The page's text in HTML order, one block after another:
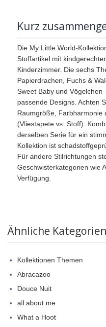
Kurz
Die My Little World-
Stoffartikel mit
Kinderzimmer. Die sechs
Papierdrachen, Fuchs &
Sweet Baby und Vögelchen
passende Designs. Achten
Raumgröße, Farbharmonie
(Vliestapete vs. Stoff).
derselben Serie für ein
Kollektion ist
Für andere Stilrichtungen
Geschwisterkategorien wie
Verfügung.
Ähnliche Kategorien
Kollektionen Themen
Abracazoo
Douce Nuit
all about me
What a Hoot